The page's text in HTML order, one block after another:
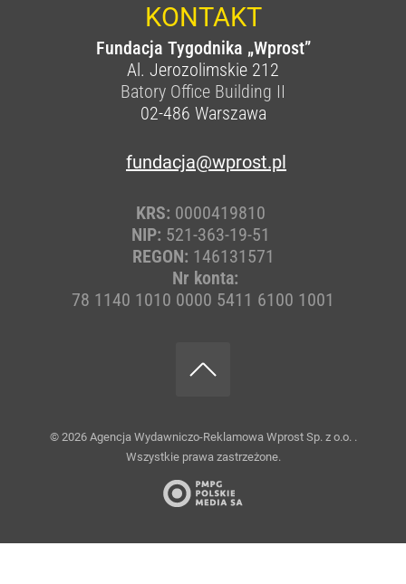
KONTAKT
Fundacja Tygodnika „Wprost”
Al. Jerozolimskie 212
Batory Office Building II
02-486 Warszawa
fundacja@wprost.pl
KRS: 0000419810
NIP: 521-363-19-51
REGON: 146131571
Nr konta:
78 1140 1010 0000 5411 6100 1001
© 2026 Agencja Wydawniczo-Reklamowa Wprost Sp. z o.o. .
Wszystkie prawa zastrzeżone.